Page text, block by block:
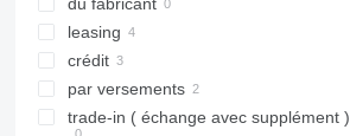
326
329
330
336
JZ
NXT
S-Series
TM
du fabricant
leasing
crédit
par versements
trade-in ( échange avec supplément )